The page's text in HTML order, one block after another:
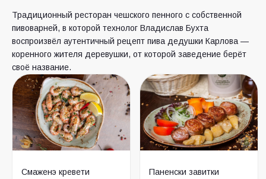
Традиционный ресторан чешского пенного с собственной
пивоварней, в которой технолог Владислав Бухта
воспроизвёл аутентичный рецепт пива дедушки Карлова —
коренного жителя деревушки, от которой заведение берёт
своё название.
Смаженэ кревети Паненски завитки